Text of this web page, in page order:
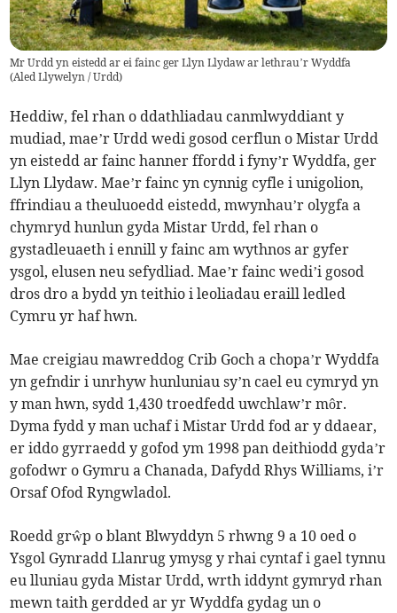
Mr Urdd yn eistedd ar ei fainc ger Llyn Llydaw ar lethrau’r Wyddfa
(Aled Llywelyn / Urdd)
Heddiw, fel rhan o ddathliadau canmlwyddiant y
mudiad, mae’r Urdd wedi gosod cerflun o Mistar Urdd
yn eistedd ar fainc hanner ffordd i fyny’r Wyddfa, ger
Llyn Llydaw. Mae’r fainc yn cynnig cyfle i unigolion,
ffrindiau a theuluoedd eistedd, mwynhau’r olygfa a
chymryd hunlun gyda Mistar Urdd, fel rhan o
gystadleuaeth i ennill y fainc am wythnos ar gyfer
ysgol, elusen neu sefydliad. Mae’r fainc wedi’i gosod
dros dro a bydd yn teithio i leoliadau eraill ledled
Cymru yr haf hwn.
Mae creigiau mawreddog Crib Goch a chopa’r Wyddfa
yn gefndir i unrhyw hunluniau sy’n cael eu cymryd yn
y man hwn, sydd 1,430 troedfedd uwchlaw’r môr.
Dyma fydd y man uchaf i Mistar Urdd fod ar y ddaear,
er iddo gyrraedd y gofod ym 1998 pan deithiodd gyda’r
gofodwr o Gymru a Chanada, Dafydd Rhys Williams, i’r
Orsaf Ofod Ryngwladol.
Roedd grŵp o blant Blwyddyn 5 rhwng 9 a 10 oed o
Ysgol Gynradd Llanrug ymysg y rhai cyntaf i gael tynnu
eu lluniau gyda Mistar Urdd, wrth iddynt gymryd rhan
mewn taith gerdded ar yr Wyddfa gydag un o